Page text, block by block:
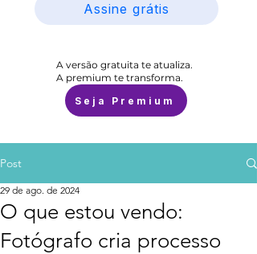
Assine grátis
A versão gratuita te atualiza.
A premium te transforma.
Seja Premium
Post
O que estou vendo:
Fotógrafo cria processo
29 de ago. de 2024